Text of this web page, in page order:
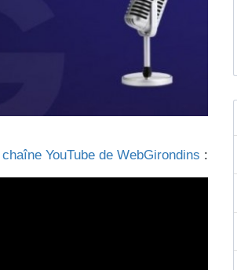
chaîne YouTube de WebGirondins :